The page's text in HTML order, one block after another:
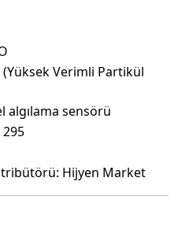
(Yüksek Verimli Partikül
algılama sensörü
295
Hijyen Market